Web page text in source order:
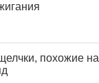
похожие на